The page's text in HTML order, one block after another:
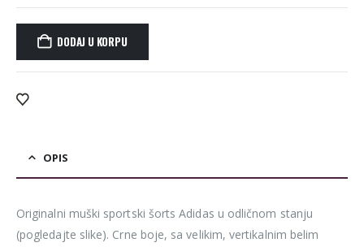
DODAJ U KORPU
Alternative:
OPIS
Originalni muški sportski šorts Adidas u odličnom stanju
(pogledajte slike). Crne boje, sa velikim, vertikalnim belim